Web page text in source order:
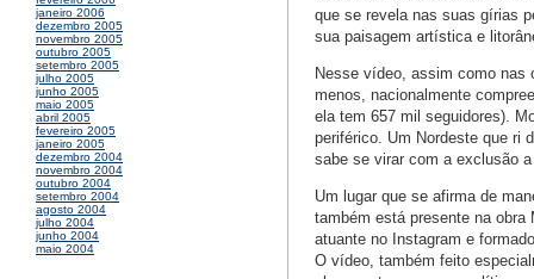
janeiro 2006
dezembro 2005
novembro 2005
outubro 2005
setembro 2005
julho 2005
junho 2005
maio 2005
abril 2005
fevereiro 2005
janeiro 2005
dezembro 2004
novembro 2004
outubro 2004
setembro 2004
agosto 2004
julho 2004
junho 2004
maio 2004
que se revela nas suas gírias
sua paisagem artística e
Nesse vídeo, assim como nas
menos, nacionalmente
ela tem 657 mil seguidores).
periférico. Um Nordeste que ri
sabe se virar com a exclusão
Um lugar que se afirma de
também está presente na obra
atuante no Instagram e
O vídeo, também feito